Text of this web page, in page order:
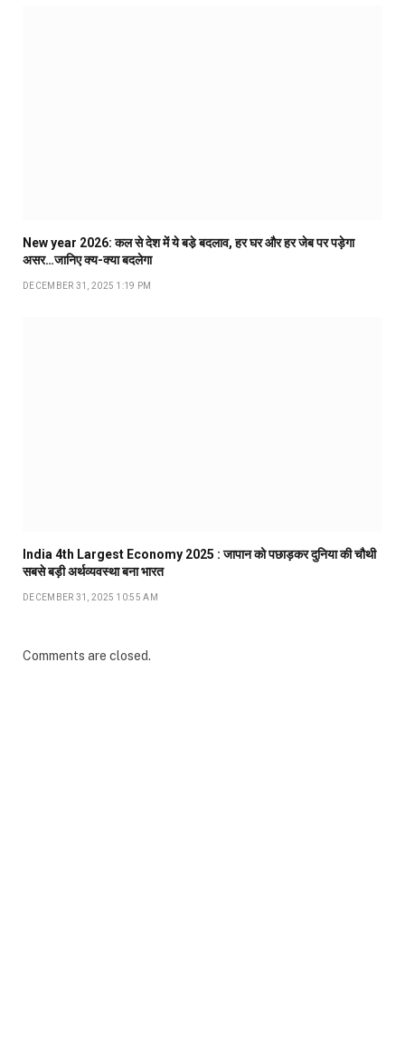
New year 2026: कल से देश में ये बडे़ बदलाव, हर घर और हर जेब पर पड़ेगा
असर…जानिए क्य-क्या बदलेगा
DECEMBER 31, 2025 1:19 PM
India 4th Largest Economy 2025 : जापान को पछाड़कर दुनिया की चौथी
सबसे बड़ी अर्थव्यवस्था बना भारत
DECEMBER 31, 2025 10:55 AM
Comments are closed.